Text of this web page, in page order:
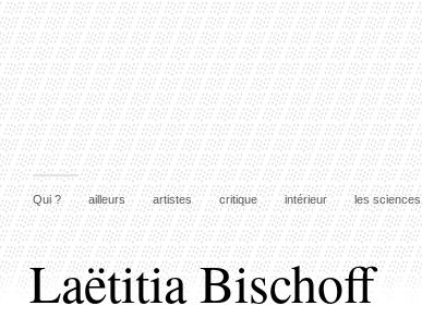
Qui ? ailleurs artistes critique intérieur les sciences
Laëtitia Bischoff